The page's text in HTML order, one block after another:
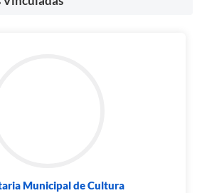
Municipal de Cultura